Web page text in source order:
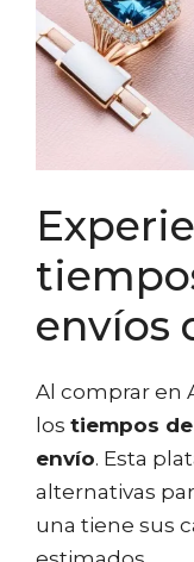
envíos
Al comprar en
los tiempos
envío. Esta
alternativas
una tiene sus